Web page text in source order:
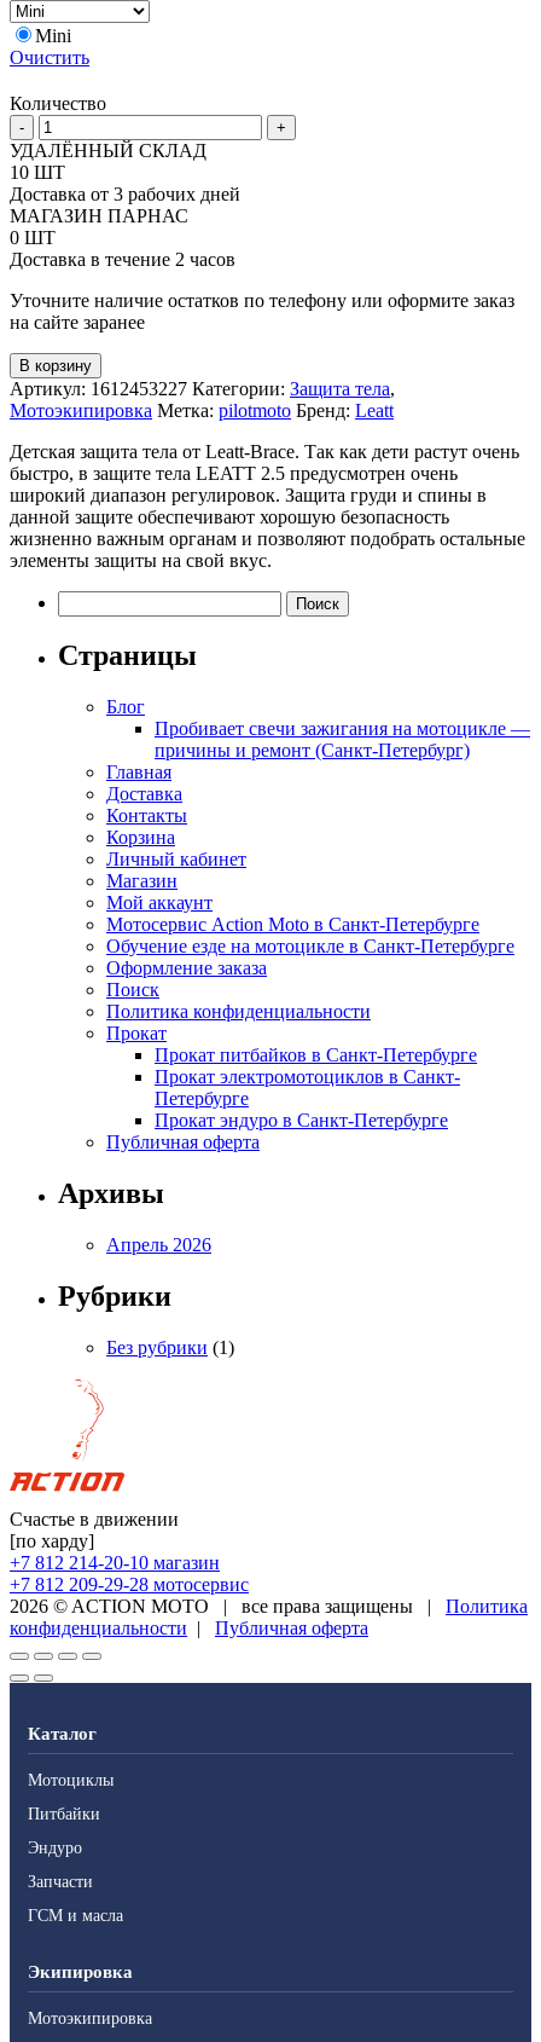
Mini
Очистить
Количество
-
Количество
товара
Leatt
2.5
Детская
защита
тела
+
УДАЛЁННЫЙ СКЛАД
10 ШТ
Доставка от 3 рабочих дней
МАГАЗИН ПАРНАС
0 ШТ
Доставка в течение 2 часов
Уточните наличие остатков по телефону или оформите заказ
на сайте заранее
В корзину
Артикул: 1612453227 Категории: Защита тела,
Мотоэкипировка Метка: pilotmoto Бренд: Leatt
Детская защита тела от Leatt-Brace. Так как дети растут очень
быстро, в защите тела LEATT 2.5 предусмотрен очень
широкий диапазон регулировок. Защита груди и спины в
данной защите обеспечивают хорошую безопасность
жизненно важным органам и позволяют подобрать остальные
элементы защиты на свой вкус.
Страницы
Блог
Пробивает свечи зажигания на мотоцикле —
причины и ремонт (Санкт-Петербург)
Главная
Доставка
Контакты
Корзина
Личный кабинет
Магазин
Мой аккаунт
Мотосервис Action Moto в Санкт-Петербурге
Обучение езде на мотоцикле в Санкт-Петербурге
Оформление заказа
Поиск
Политика конфиденциальности
Прокат
Прокат питбайков в Санкт-Петербурге
Прокат электромотоциклов в Санкт-
Петербурге
Прокат эндуро в Санкт-Петербурге
Публичная оферта
Архивы
Апрель 2026
Рубрики
Без рубрики (1)
Счастье в движении
[по харду]
+7 812 214-20-10 магазин
+7 812 209-29-28 мотосервис
2026 © ACTION MOTO | все права защищены |
Политика
конфиденциальности | Публичная оферта
Каталог
Мотоциклы
Питбайки
Эндуро
Запчасти
ГСМ и масла
Экипировка
Мотоэкипировка